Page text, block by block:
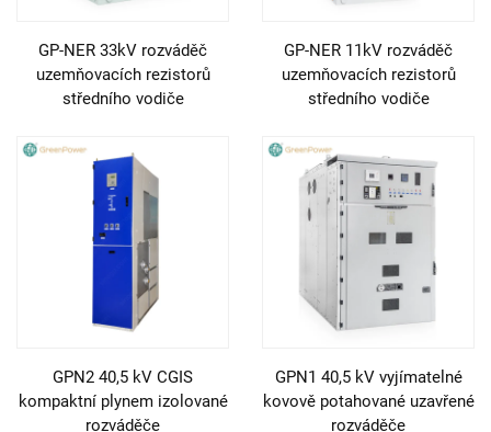
GP-NER 33kV rozváděč
uzemňovacích rezistorů
středního vodiče
GP-NER 11kV rozváděč
uzemňovacích rezistorů
středního vodiče
GPN2 40,5 kV CGIS
kompaktní plynem izolované
rozváděče
GPN1 40,5 kV vyjímatelné
kovově potahované uzavřené
rozváděče